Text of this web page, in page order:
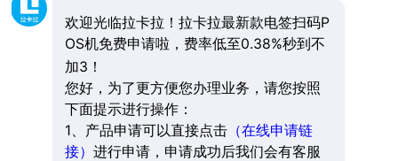
欢迎光临拉卡拉！拉卡拉最新款电签扫码P
OS机免费申请啦，费率低至0.38%秒到不
加3！
您好，为了更方便您办理业务，请您按照
下面提示进行操作：
1、产品申请可以直接点击（在线申请链
接） 进行申请，申请成功后我们会有客服